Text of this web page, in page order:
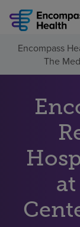
Por qué debe
Servicios de
Pacientes y
Recursos de
Encompass
The